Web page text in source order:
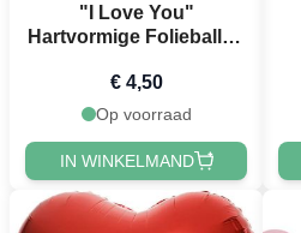
"I Love You"
Hartvormige Folieballon
€ 4,50
Op voorraad
IN WINKELMAND